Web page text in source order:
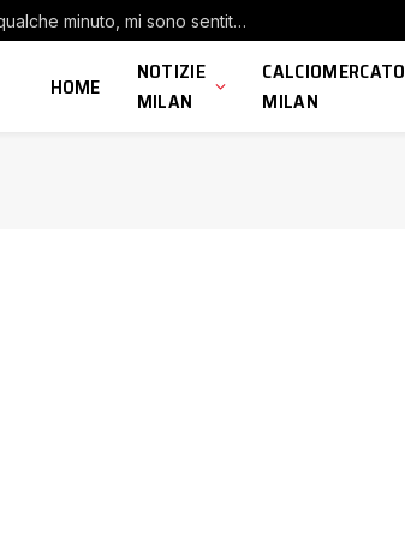
Milan, Modric: “Felice di aver fatto qualche minuto, mi sono sentito bene”
HOME
NOTIZIE
MILAN
CALCIOMERCATO
MILAN